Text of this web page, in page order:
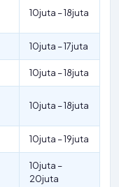
10juta – 18juta
10juta – 17juta
10juta – 18juta
10juta – 18juta
10juta – 19juta
10juta –
20juta